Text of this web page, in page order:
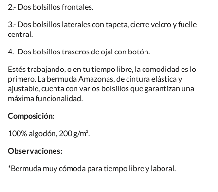
2.- Dos bolsillos frontales.
3.- Dos bolsillos laterales con tapeta, cierre velcro y fuelle
central.
4.- Dos bolsillos traseros de ojal con botón.
Estés trabajando, o en tu tiempo libre, la comodidad es lo
primero. La bermuda Amazonas, de cintura elástica y
ajustable, cuenta con varios bolsillos que garantizan una
máxima funcionalidad.
Composición:
100% algodón, 200 g/m².
Observaciones:
*Bermuda muy cómoda para tiempo libre y laboral.